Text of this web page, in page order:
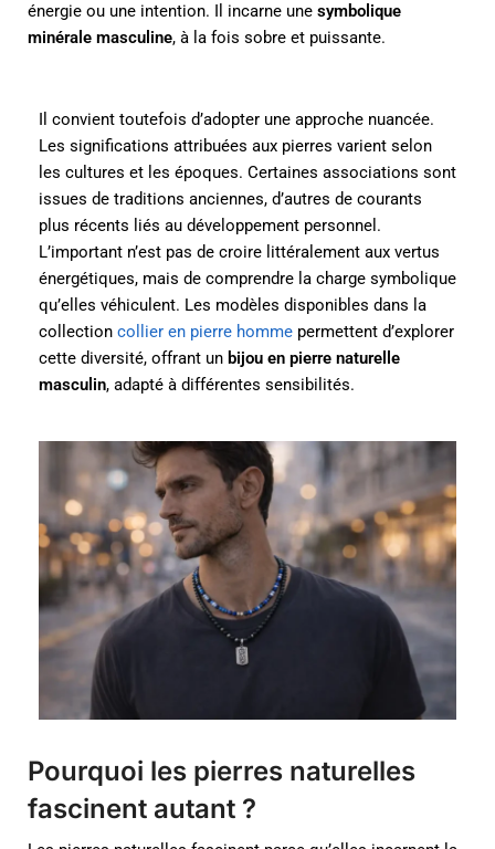
énergie ou une intention. Il incarne une symbolique
minérale masculine, à la fois sobre et puissante.
Il convient toutefois d’adopter une approche nuancée.
Les significations attribuées aux pierres varient selon
les cultures et les époques. Certaines associations sont
issues de traditions anciennes, d’autres de courants
plus récents liés au développement personnel.
L’important n’est pas de croire littéralement aux vertus
énergétiques, mais de comprendre la charge symbolique
qu’elles véhiculent. Les modèles disponibles dans la
collection collier en pierre homme permettent d’explorer
cette diversité, offrant un bijou en pierre naturelle
masculin, adapté à différentes sensibilités.
Pourquoi les pierres naturelles
fascinent autant ?